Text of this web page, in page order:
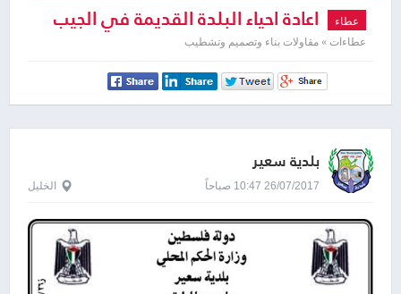
عطاء اعادة احياء البلدة القديمة في الجيب
عطاءات » مقاولات بناء وتصميم وتشطيب
بلدية سعير
26/07/2017 10:47 صباحاً الخليل